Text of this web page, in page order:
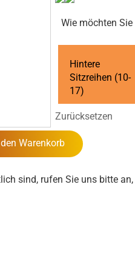
Wie möchten Sie
Hintere
Sitzreihen (10-
17)
Zurücksetzen
Warenkorb
sind, rufen Sie uns bitte